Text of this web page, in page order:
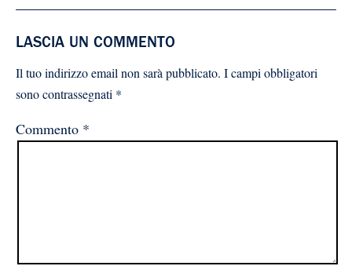
LASCIA UN COMMENTO
Il tuo indirizzo email non sarà pubblicato. I campi obbligatori
sono contrassegnati *
Commento *